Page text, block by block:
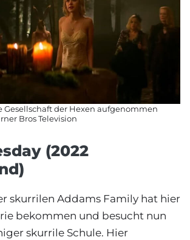
Gesellschaft der Hexen aufgenommen
Bros Television
(2022
skurrilen Addams Family hat hier
bekommen und besucht nun
skurrile Schule. Hier